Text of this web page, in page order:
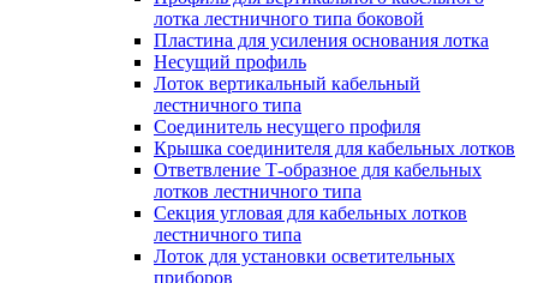
лотка лестничного типа боковой
Пластина для усиления основания лотка
Несущий профиль
Лоток вертикальный кабельный
лестничного типа
Соединитель несущего профиля
Крышка соединителя для кабельных лотков
Ответвление Т-образное для кабельных
лотков лестничного типа
Секция угловая для кабельных лотков
лестничного типа
Лоток для установки осветительных
приборов